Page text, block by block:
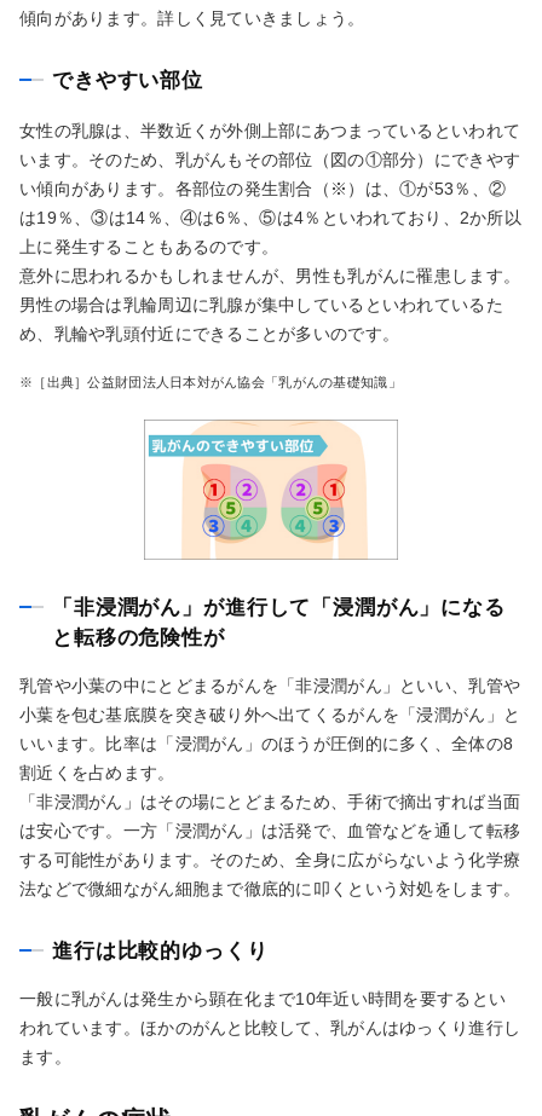
傾向があります。詳しく見ていきましょう。
できやすい部位
女性の乳腺は、半数近くが外側上部にあつまっているといわれて
います。そのため、乳がんもその部位（図の①部分）にできやす
い傾向があります。各部位の発生割合（※）は、①が53％、②
は19％、③は14％、④は6％、⑤は4％といわれており、2か所以
上に発生することもあるのです。
意外に思われるかもしれませんが、男性も乳がんに罹患します。
男性の場合は乳輪周辺に乳腺が集中しているといわれているた
め、乳輪や乳頭付近にできることが多いのです。
※［出典］公益財団法人日本対がん協会「乳がんの基礎知識」
「非浸潤がん」が進行して「浸潤がん」になる
と転移の危険性が
乳管や小葉の中にとどまるがんを「非浸潤がん」といい、乳管や
小葉を包む基底膜を突き破り外へ出てくるがんを「浸潤がん」と
いいます。比率は「浸潤がん」のほうが圧倒的に多く、全体の8
割近くを占めます。
「非浸潤がん」はその場にとどまるため、手術で摘出すれば当面
は安心です。一方「浸潤がん」は活発で、血管などを通して転移
する可能性があります。そのため、全身に広がらないよう化学療
法などで微細ながん細胞まで徹底的に叩くという対処をします。
進行は比較的ゆっくり
一般に乳がんは発生から顕在化まで10年近い時間を要するとい
われています。ほかのがんと比較して、乳がんはゆっくり進行し
ます。